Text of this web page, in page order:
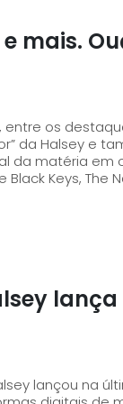
mais.
os
da Halsey e
Keys, The
lança
lançou na